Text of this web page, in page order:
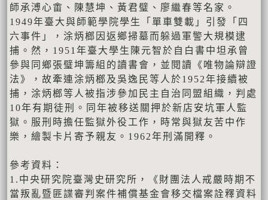
師承溥心畬、陳慧坤、黃君璧、廖繼春等名家。
1949年臺大與師範學院學生「單車雙載」引發「四
六事件」，涂炳榔因返鄉掃墓而躲過軍警大規模逮
捕。然，1951年臺大學生陳元智於自白書中坦承曾
參與同鄉張璧坤籌組的讀書會，並閱讀《唯物論辯證
法》，故牽連涂炳榔及吳逸民等人於1952年接續被
捕，涂炳榔等人被指涉參加民主自治同盟組織，判處
10年有期徒刑。同年被移送關押於新店安坑軍人監
獄。服刑時擔任監獄外役工作，時常與獄友苦中作
樂，繪製卡片寄予親友。1962年刑滿開釋。
參考資料：
1.中央研究院臺灣史研究所，《財團法人戒嚴時期不
當叛亂暨匪諜審判案件補償基金會移交檔案詮釋資料